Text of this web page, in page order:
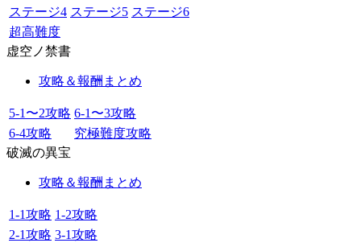
ステージ4 ステージ5 ステージ6
超高難度
虚空ノ禁書
攻略＆報酬まとめ
5-1〜2攻略 6-1〜3攻略
6-4攻略
究極難度攻略
破滅の異宝
攻略＆報酬まとめ
1-1攻略 1-2攻略
2-1攻略 3-1攻略